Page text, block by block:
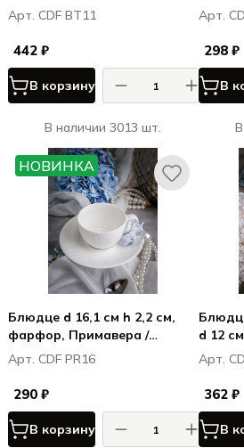
Болетус / Boletus
Арт. CDF BT11
442 ₽
В корзину
В наличии 3013 шт.
Grazia
Арт.
298 ₽
В
НОВИНКА
Блюдце d 16,1 см h 2,2 см,
фарфор, Примавера /
Primavera (для CDF PR14,
CDF PR15)
Арт. CDF PR16
290 ₽
В корзину
d 12
Арт.
362 ₽
В